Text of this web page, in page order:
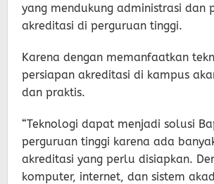
yang mendukung administrasi dan
akreditasi di perguruan tinggi.
Karena dengan memanfaatkan
persiapan akreditasi di kampus
dan praktis.
“Teknologi dapat menjadi solusi
perguruan tinggi karena ada
akreditasi yang perlu disiapkan.
komputer, internet, dan sistem